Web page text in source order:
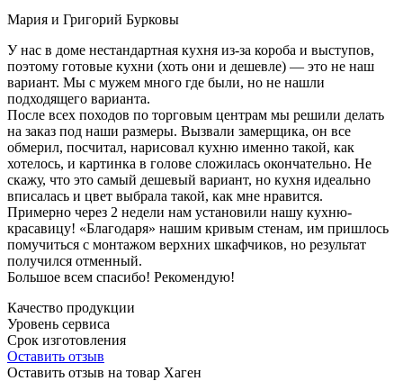
Мария и Григорий Бурковы
У нас в доме нестандартная кухня из-за короба и выступов,
поэтому готовые кухни (хоть они и дешевле) — это не наш
вариант. Мы с мужем много где были, но не нашли
подходящего варианта.
После всех походов по торговым центрам мы решили делать
на заказ под наши размеры. Вызвали замерщика, он все
обмерил, посчитал, нарисовал кухню именно такой, как
хотелось, и картинка в голове сложилась окончательно. Не
скажу, что это самый дешевый вариант, но кухня идеально
вписалась и цвет выбрала такой, как мне нравится.
Примерно через 2 недели нам установили нашу кухню-
красавицу! «Благодаря» нашим кривым стенам, им пришлось
помучиться с монтажом верхних шкафчиков, но результат
получился отменный.
Большое всем спасибо! Рекомендую!
Качество продукции
Уровень сервиса
Срок изготовления
Оставить отзыв
Оставить отзыв на товар Хаген